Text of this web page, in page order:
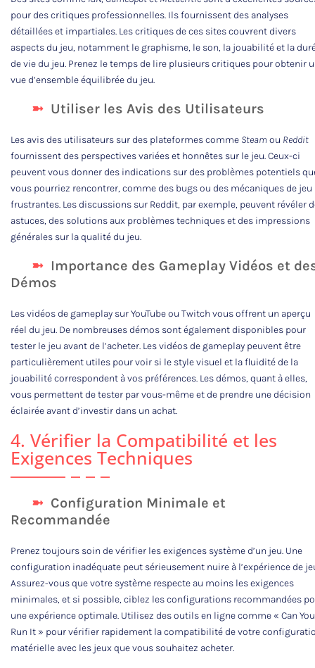
pour des critiques professionnelles. Ils fournissent des analyses
détaillées et impartiales. Les critiques de ces sites couvrent divers
aspects du jeu, notamment le graphisme, le son, la jouabilité et la
de vie du jeu. Prenez le temps de lire plusieurs critiques pour obtenir
vue d’ensemble équilibrée du jeu.
Utiliser les Avis des Utilisateurs
Les avis des utilisateurs sur des plateformes comme Steam ou Reddit
fournissent des perspectives variées et honnêtes sur le jeu. Ceux-ci
peuvent vous donner des indications sur des problèmes potentiels
vous pourriez rencontrer, comme des bugs ou des mécaniques de jeu
frustrantes. Les discussions sur Reddit, par exemple, peuvent révéler
astuces, des solutions aux problèmes techniques et des impressions
générales sur la qualité du jeu.
Importance des Gameplay Vidéos et
Démos
Les vidéos de gameplay sur YouTube ou Twitch vous offrent un aperçu
réel du jeu. De nombreuses démos sont également disponibles pour
tester le jeu avant de l’acheter. Les vidéos de gameplay peuvent être
particulièrement utiles pour voir si le style visuel et la fluidité de la
jouabilité correspondent à vos préférences. Les démos, quant à elles,
vous permettent de tester par vous-même et de prendre une décision
éclairée avant d’investir dans un achat.
4. Vérifier la Compatibilité et les
Exigences Techniques
Configuration Minimale et
Recommandée
Prenez toujours soin de vérifier les exigences système d’un jeu. Une
configuration inadéquate peut sérieusement nuire à l’expérience de
Assurez-vous que votre système respecte au moins les exigences
minimales, et si possible, ciblez les configurations recommandées
une expérience optimale. Utilisez des outils en ligne comme « Can You
Run It » pour vérifier rapidement la compatibilité de votre
matérielle avec les jeux que vous souhaitez acheter.